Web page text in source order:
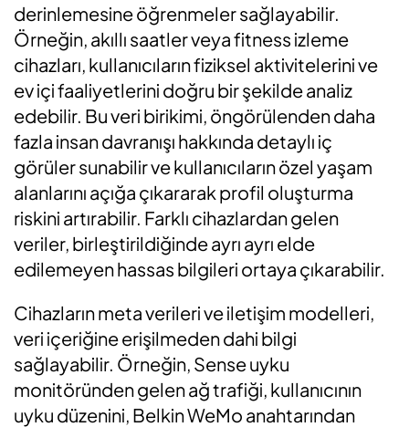
derinlemesine öğrenmeler sağlayabilir.
Örneğin, akıllı saatler veya fitness izleme
cihazları, kullanıcıların fiziksel aktivitelerini ve
ev içi faaliyetlerini doğru bir şekilde analiz
edebilir. Bu veri birikimi, öngörülenden daha
fazla insan davranışı hakkında detaylı iç
görüler sunabilir ve kullanıcıların özel yaşam
alanlarını açığa çıkararak profil oluşturma
riskini artırabilir. Farklı cihazlardan gelen
veriler, birleştirildiğinde ayrı ayrı elde
edilemeyen hassas bilgileri ortaya çıkarabilir.
Cihazların meta verileri ve iletişim modelleri,
veri içeriğine erişilmeden dahi bilgi
sağlayabilir. Örneğin, Sense uyku
monitöründen gelen ağ trafiği, kullanıcının
uyku düzenini, Belkin WeMo anahtarından